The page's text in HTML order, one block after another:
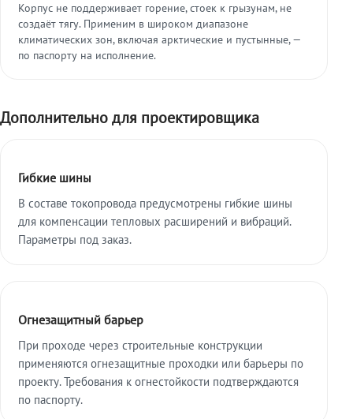
Корпус не поддерживает горение, стоек к грызунам, не
создаёт тягу. Применим в широком диапазоне
климатических зон, включая арктические и пустынные, —
по паспорту на исполнение.
Дополнительно для проектировщика
Гибкие шины
В составе токопровода предусмотрены гибкие шины
для компенсации тепловых расширений и вибраций.
Параметры под заказ.
Огнезащитный барьер
При проходе через строительные конструкции
применяются огнезащитные проходки или барьеры по
проекту. Требования к огнестойкости подтверждаются
по паспорту.